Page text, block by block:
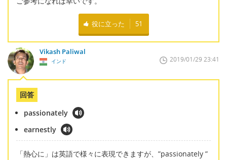
役に立った 51
Vikash Paliwal
インド 2019/01/29 23:41
回答
passionately
earnestly
「熱心に」は英語で様々に表現できますが、”passionately ”